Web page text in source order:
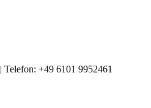
| Telefon: +49 6101 9952461